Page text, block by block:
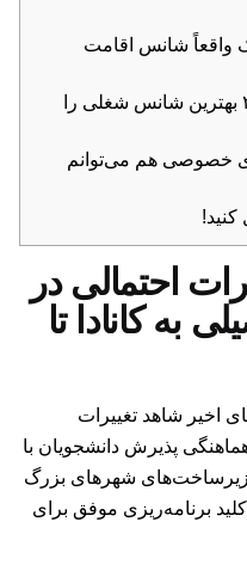
واقعاً شانس اقامت
۵. کدام رشته‌ها در سال ۲۰۲۶ بهترین شانس شغلی را
خصوصی هم می‌توانم
احتمالی در
به کانادا تا
اخیر شاهد تغییرات
پذیرش دانشجویان با
زیرساخت‌های شهرهای بزرگ
برنامه‌ریزی موفق برای